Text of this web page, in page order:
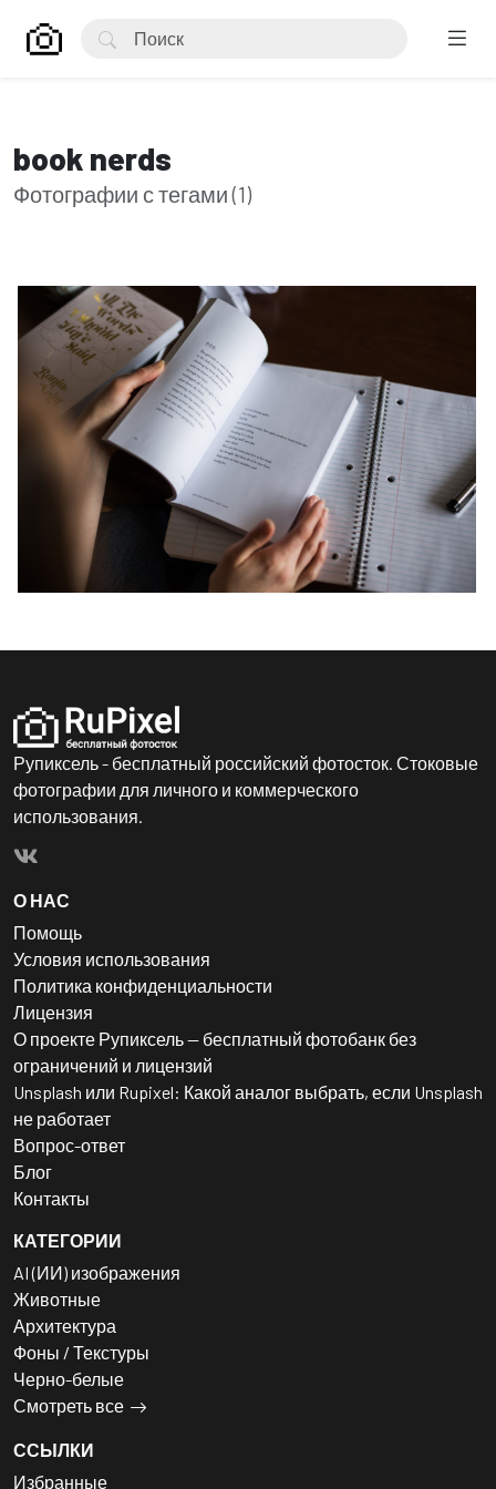
book nerds
Фотографии с тегами (1)
Рупиксель - бесплатный российский фотосток. Стоковые
фотографии для личного и коммерческого
использования.
О НАС
Помощь
Условия использования
Политика конфиденциальности
Лицензия
О проекте Рупиксель — бесплатный фотобанк без
ограничений и лицензий
Unsplash или Rupixel: Какой аналог выбрать, если Unsplash
не работает
Вопрос-ответ
Блог
Контакты
КАТЕГОРИИ
AI (ИИ) изображения
Животные
Архитектура
Фоны / Текстуры
Черно-белые
Смотреть все
ССЫЛКИ
Избранные